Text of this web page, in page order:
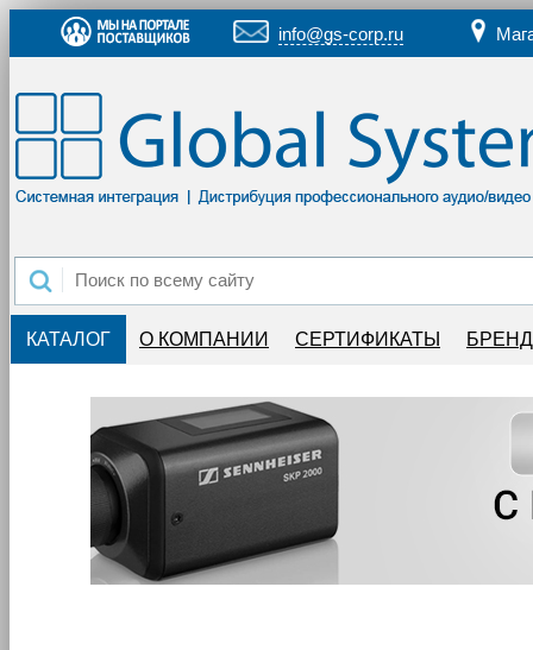
info@gs-corp.ru
КАТАЛОГ О КОМПАНИИ СЕРТИФИКАТЫ